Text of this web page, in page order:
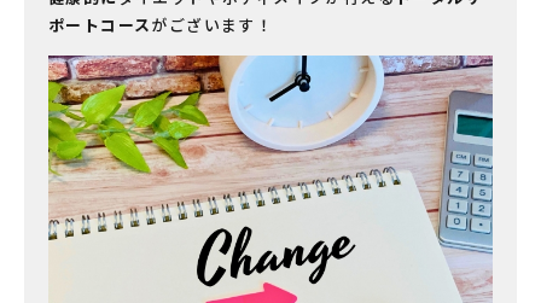
ポートコースがございます！